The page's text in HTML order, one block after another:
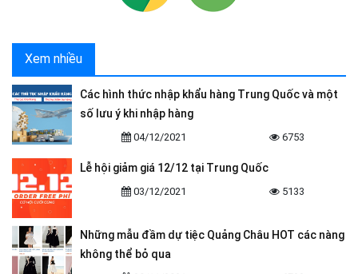
Xem nhiều
Các hình thức nhập khẩu hàng Trung Quốc và một
số lưu ý khi nhập hàng
04/12/2021 6753
Lễ hội giảm giá 12/12 tại Trung Quốc
03/12/2021 5133
Những mẫu đầm dự tiệc Quảng Châu HOT các nàng
không thể bỏ qua